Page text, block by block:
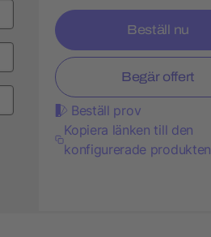
Beställ nu
Begär offert
Beställ prov
Kopiera länken till den
konfigurerade produkten